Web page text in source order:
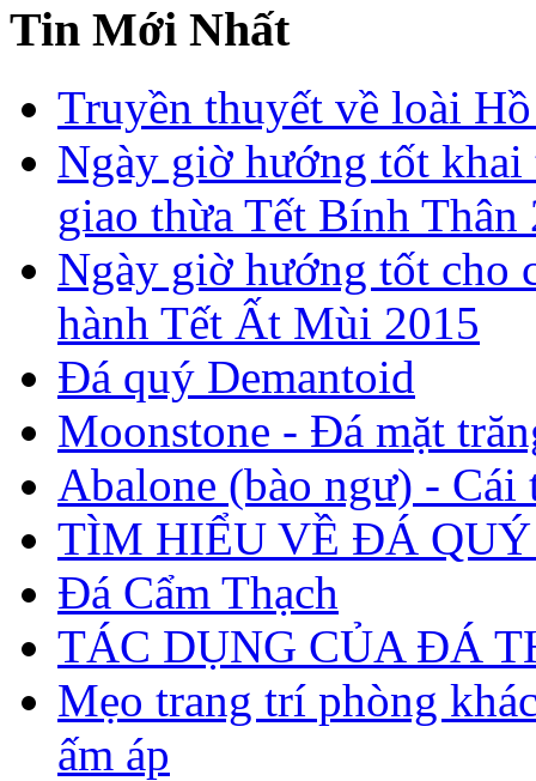
Tin Mới Nhất
Truyền thuyết về loài
Ngày giờ hướng tốt
giao thừa Tết Bính Thân
Ngày giờ hướng tốt cho
hành Tết Ất Mùi 2015
Đá quý Demantoid
Moonstone - Đá mặt
Abalone (bào ngư) - Cái
TÌM HIỂU VỀ ĐÁ QUÝ
Đá Cẩm Thạch
TÁC DỤNG CỦA ĐÁ
Mẹo trang trí phòng
ấm áp